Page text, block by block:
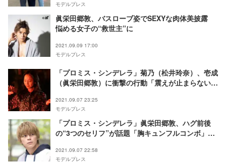
モデルプレス
眞栄田郷敦、バスローブ姿でSEXYな肉体美披露
悩める女子の“救世主”に
2021.09.09 17:00
モデルプレス
「プロミス・シンデレラ」菊乃（松井玲奈）、壱成
（眞栄田郷敦）に衝撃の行動「震えが止まらない」
2021.09.07 23:25
モデルプレス
「プロミス・シンデレラ」眞栄田郷敦、ハグ前後
の“3つのセリフ”が話題「胸キュンフルコンボ」
2021.09.07 22:58
モデルプレス